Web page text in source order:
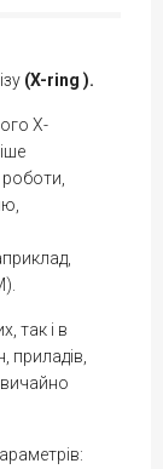
(X-ring ).
Х-
так і в
приладів,